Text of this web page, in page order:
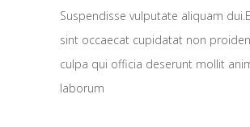
Suspendisse vulputate aliquam
sint occaecat cupidatat non
culpa qui officia deserunt mollit
laborum